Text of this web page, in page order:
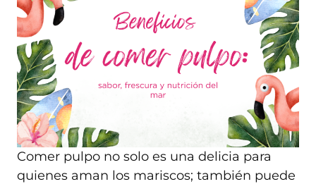
Comer pulpo no solo es una delicia para
quienes aman los mariscos; también puede